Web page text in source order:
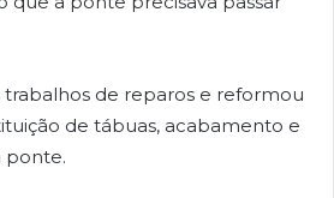
de reparos e reformou
de tábuas, acabamento e
ponte.